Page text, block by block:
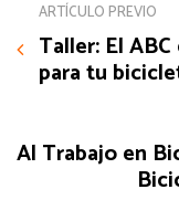
ARTÍCULO PREVIO
Taller: El
para tu
Al Trabajo en